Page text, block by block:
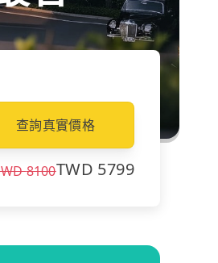
查詢真實價格
8100TWD 5799